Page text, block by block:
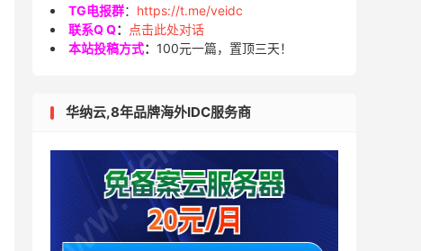
TG电报群： https://t.me/veidc
联系Q Q：
点击此处对话
本站投稿方式： 100元一篇，置顶三天！
华纳云,8年品牌海外IDC服务商